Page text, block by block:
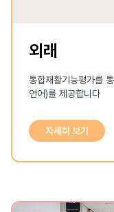
외래
통합재활기능평가를
언어)를 제공합니다
자세히 보기